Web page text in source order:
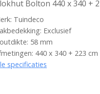
Bolton 440 x 340 +
Tuindeco
Exclusief
58 mm
440 x 340 + 223 cm
specificaties